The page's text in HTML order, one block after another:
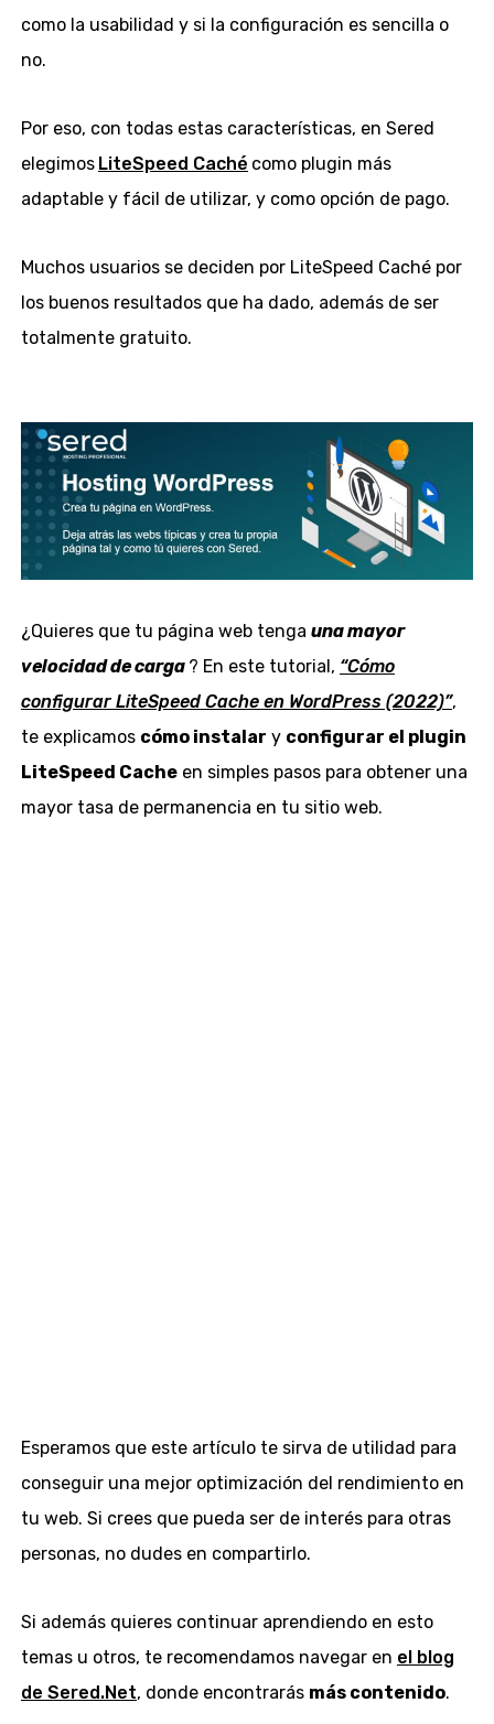
como la usabilidad y si la configuración es sencilla o
no.
Por eso, con todas estas características, en Sered
elegimos LiteSpeed Caché como plugin más
adaptable y fácil de utilizar, y como opción de pago.
Muchos usuarios se deciden por LiteSpeed Caché por
los buenos resultados que ha dado, además de ser
totalmente gratuito.
¿Quieres que tu página web tenga una mayor
velocidad de carga ? En este tutorial, “Cómo
configurar LiteSpeed Cache en WordPress (2022)”,
te explicamos cómo instalar y configurar el plugin
LiteSpeed Cacheen simples pasos para obtener una
mayor tasa de permanencia en tu sitio web.
Esperamos que este artículo te sirva de utilidad para
conseguir una mejor optimización del rendimiento en
tu web. Si crees que pueda ser de interés para otras
personas, no dudes en compartirlo.
Si además quieres continuar aprendiendo en esto
temas u otros, te recomendamos navegar en el blog
de Sered.Net, donde encontrarás más contenido.